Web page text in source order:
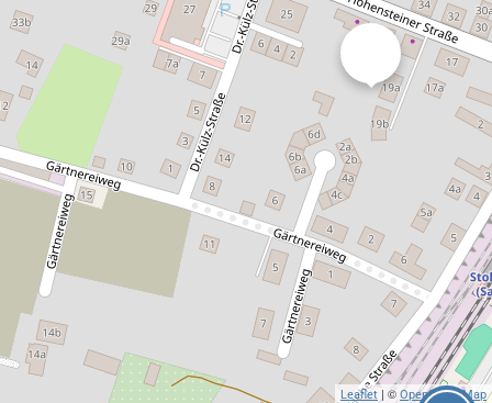
Leaflet | © OpenStreetMap